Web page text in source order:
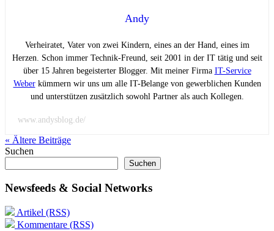
Andy
Verheiratet, Vater von zwei Kindern, eines an der Hand, eines im
Herzen. Schon immer Technik-Freund, seit 2001 in der IT tätig und seit
über 15 Jahren begeisterter Blogger. Mit meiner Firma IT-Service
Weberkümmern wir uns um alle IT-Belange von gewerblichen Kunden
und unterstützen zusätzlich sowohl Partner als auch Kollegen.
www.andysblog.de/
« Ältere Beiträge
Suchen
Suchen
Newsfeeds & Social Networks
Artikel (RSS)
Kommentare (RSS)